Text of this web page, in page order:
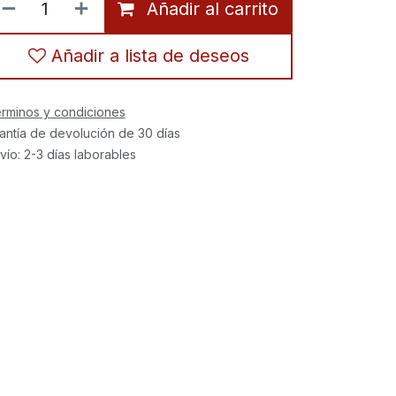
Añadir al carrito
Añadir a lista de deseos
y condiciones
de devolución de 30 días
2-3 días laborables